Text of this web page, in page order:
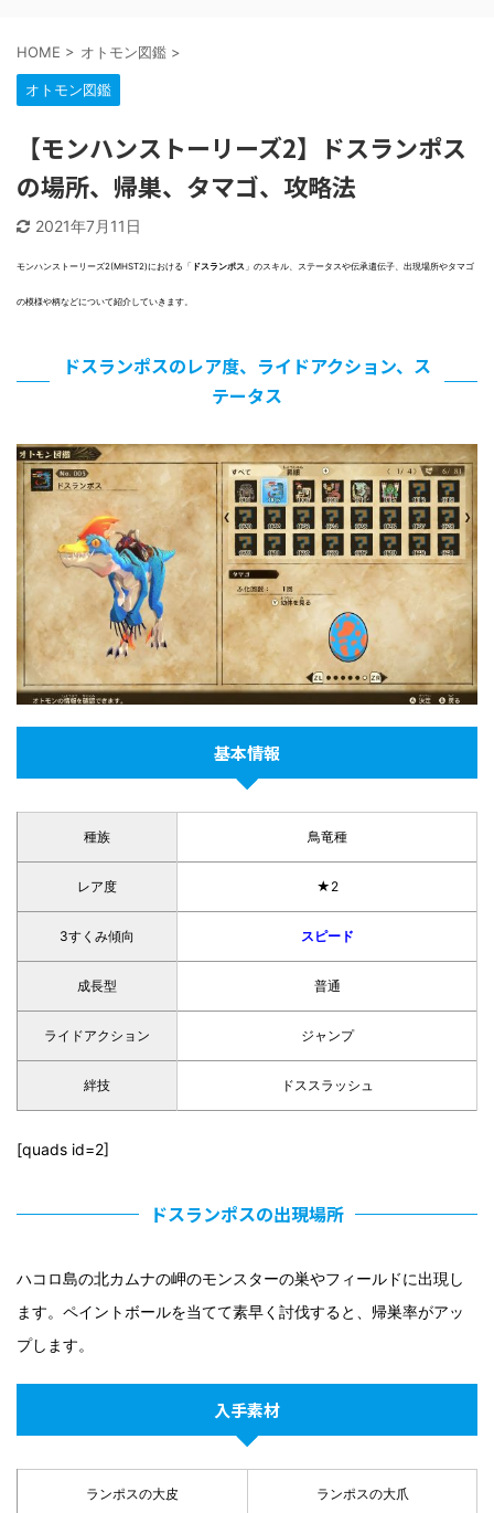
HOME > オトモン図鑑 >
オトモン図鑑
【モンハンストーリーズ2】ドスランポス
の場所、帰巣、タマゴ、攻略法
2021年7月11日
モンハンストーリーズ2(MHST2)における「 ドスランポス 」のスキル、ステータスや伝承遺伝子、出現場所やタマゴ
の模様や柄などについて紹介していきます。
ドスランポスのレア度、ライドアクション、ス
テータス
基本情報
種族 鳥竜種
レア度 ★2
3すくみ傾向 スピード
成長型 普通
ライドアクション ジャンプ
絆技 ドススラッシュ
[quads id=2]
ドスランポスの出現場所
ハコロ島の北カムナの岬のモンスターの巣やフィールドに出現し
ます。ペイントボールを当てて素早く討伐すると、帰巣率がアッ
プします。
入手素材
ランポスの大皮 ランポスの大爪